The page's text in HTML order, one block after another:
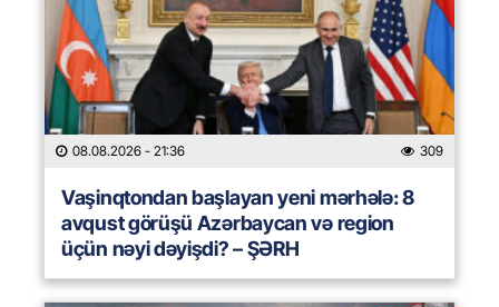
08.08.2026 - 21:36 309
Vaşinqtondan başlayan yeni mərhələ: 8
avqust görüşü Azərbaycan və region
üçün nəyi dəyişdi? – ŞƏRH